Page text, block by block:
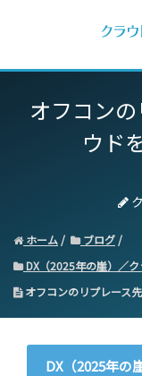
オフコン
ウド
ホーム
ブログ
DX（2025年の崖）／
オフコンのリプレース
DX（2025年の